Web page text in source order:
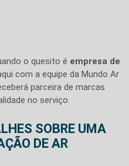
o quesito é empresa de
com a equipe da Mundo Ar
parceira de marcas
no serviço.
SOBRE UMA
DE AR